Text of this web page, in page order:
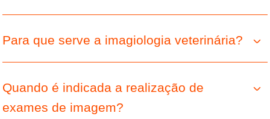
Para que serve a imagiologia veterinária?
Quando é indicada a realização de
exames de imagem?